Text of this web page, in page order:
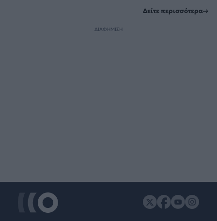
Δείτε περισσότερα
ΔΙΑΦΗΜΙΣΗ